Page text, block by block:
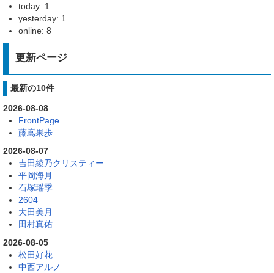
today: 1
yesterday: 1
online: 8
更新ページ
最新の10件
2026-08-08
FrontPage
藤嶌果歩
2026-08-07
吉田綾乃クリスティー
平岡海月
石塚瑶季
2604
大田美月
田村真佑
2026-08-05
松田好花
中西アルノ